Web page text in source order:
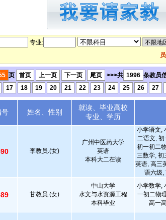
专业:
员
页 首页 上一页 下一页 尾页 >>>共 1996 条教员
17 18 19 20 21 22 23 24 25 26 27
号 姓名、性别
就读、毕业高校
专业、学历
李教员.(女)
广州中医药大学
英语
本科大二在读
小学语文,
二语文,
初一初二
三数学, 初
英语, 高三
语六级,
甘教员.(女)
中山大学
水文与水资源工程
本科毕业
小学数学,
一初二物
高一